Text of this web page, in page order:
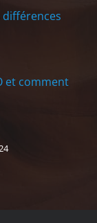
différences
et comment